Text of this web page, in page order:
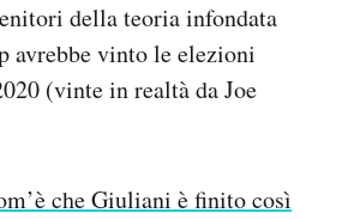
della teoria infondata
avrebbe vinto le elezioni
(vinte in realtà da Joe
che Giuliani è finito così